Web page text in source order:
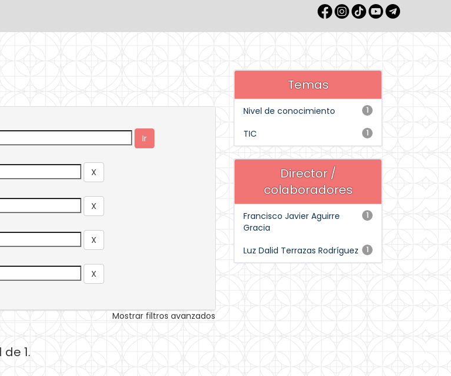
Mostrar filtros avanzados
1.
Temas
1
Nivel de conocimiento
1
TIC
Director /
colaboradores
1
Francisco Javier Aguirre
Gracia
1
Luz Dalid Terrazas Rodríguez